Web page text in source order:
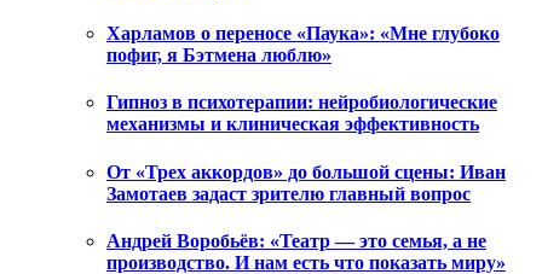
Харламов о переносе «Паука»: «Мне глубоко
пофиг, я Бэтмена люблю»
Гипноз в психотерапии: нейробиологические
механизмы и клиническая эффективность
От «Трех аккордов» до большой сцены: Иван
Замотаев задаст зрителю главный вопрос
Андрей Воробьёв: «Театр — это семья, а не
производство. И нам есть что показать миру»